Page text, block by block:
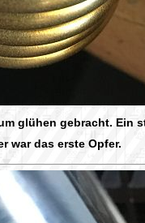
glühen gebracht. Ein
war das erste Opfer.